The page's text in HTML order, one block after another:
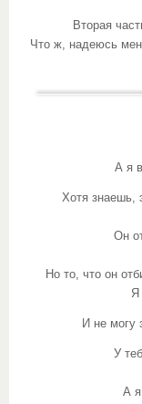
Вторая
Что ж, надеюсь
А я
Хотя знаешь,
Он
Но то, что он
Я
И не могу
У
А я